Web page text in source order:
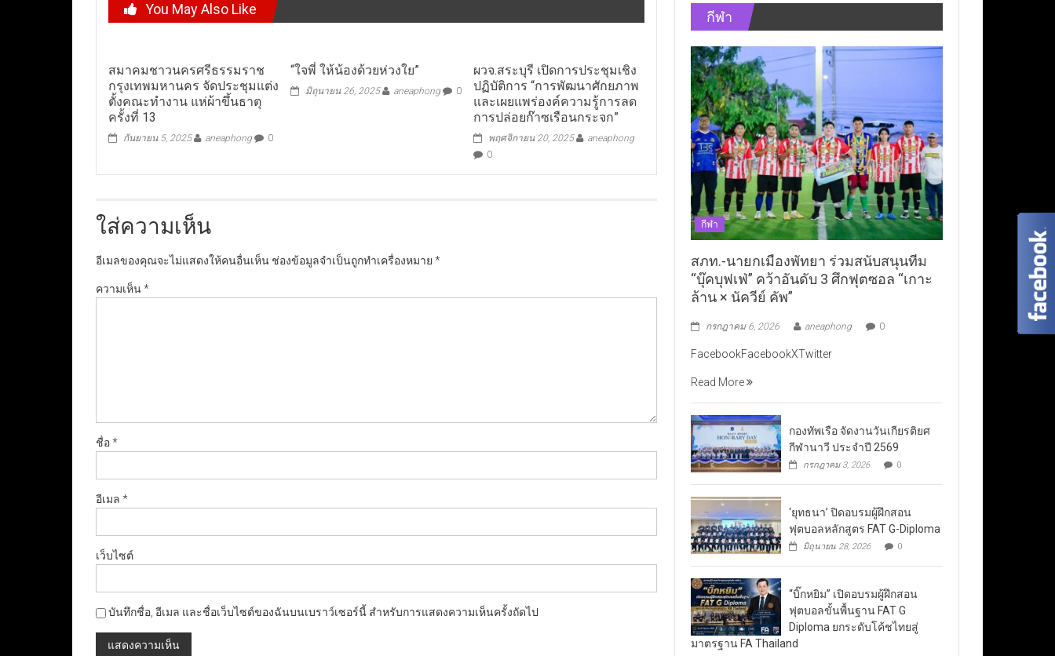
You May Also Like
สมาคมชาวนครศรีธรรมราช
กรุงเทพมหานคร จัดประชุมแต่ง
ตั้งคณะทำงาน แห่ผ้าขึ้นธาตุ
ครั้งที่ 13
กันยายน 5, 2025 aneaphong 0
“ใจพี่ ให้น้องด้วยห่วงใย”
มิถุนายน 26, 2025 aneaphong 0
ผวจ.สระบุรี เปิดการประชุมเชิง
ปฏิบัติการ “การพัฒนาศักยภาพ
และเผยแพร่องค์ความรู้การลด
การปล่อยก๊าซเรือนกระจก”
พฤศจิกายน 20, 2025
aneaphong
0
ใส่ความเห็น
อีเมลของคุณจะไม่แสดงให้คนอื่นเห็น ช่องข้อมูลจำเป็นถูกทำเครื่องหมาย *
ความเห็น*
ชื่อ*
อีเมล *
เว็บไซต์
บันทึกชื่อ, อีเมล และชื่อเว็บไซต์ของฉันบนเบราว์เซอร์นี้ สำหรับการแสดงความเห็นครั้งถัดไป
กีฬา
กีฬา
สภท.-นายกเมืองพัทยา ร่วมสนับสนุนทีม
“บุ๊คบุฟเฟ่” คว้าอันดับ 3 ศึกฟุตซอล “เกาะ
ล้าน × นัควีย์ คัพ”
กรกฎาคม 6, 2026 aneaphong 0
FacebookFacebookXTwitter
Read More
กองทัพเรือ จัดงานวันเกียรติยศ
กีฬานาวี ประจำปี 2569
กรกฎาคม 3, 2026 0
‘ยุทธนา’ ปิดอบรมผู้ฝึกสอน
ฟุตบอลหลักสูตร FAT G-Diploma
มิถุนายน 28, 2026 0
“บิ๊กหยิม” เปิดอบรมผู้ฝึกสอน
ฟุตบอลขั้นพื้นฐาน FAT G
Diploma ยกระดับโค้ชไทยสู่
มาตรฐาน FA Thailand